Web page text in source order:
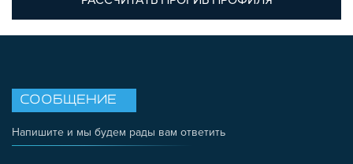
СООБЩЕНИЕ
Напишите и мы будем рады вам ответить